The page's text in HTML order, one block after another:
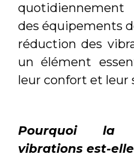
quotidiennement
des équipements
réduction des
un élément
leur confort et leur
Pourquoi la
vibrations est-